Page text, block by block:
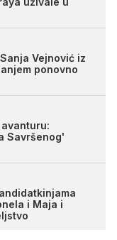
Vejnović iz
ponovno
Savršenog'
i Maja i